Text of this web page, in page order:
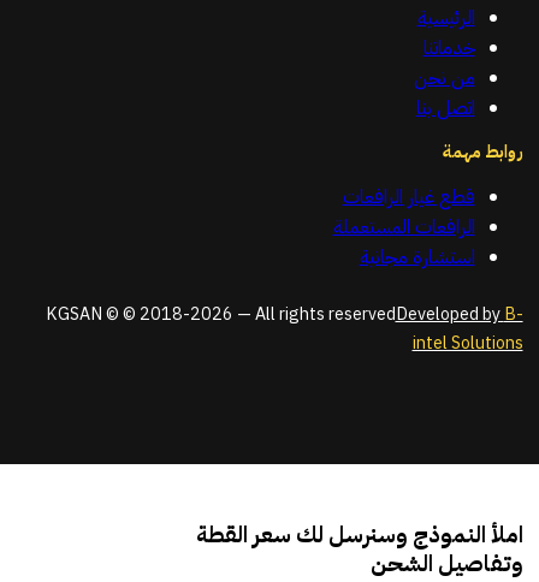
الرئيسية
خدماتنا
من نحن
اتصل بنا
روابط مهمة
قطع غيار الرافعات
الرافعات المستعملة
استشارة مجانية
KGSAN © © 2018-2026 — All rights reservedDeveloped byB-
intel Solutions
املأ النموذج وسنرسل لك سعر القطة
وتفاصيل الشحن